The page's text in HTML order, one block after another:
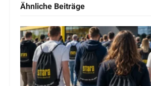
Ähnliche Beiträge